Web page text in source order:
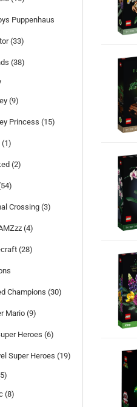
Puppenhaus
(33)
(38)
(9)
Princess (15)
(1)
(2)
Crossing (3)
(4)
(28)
Champions (30)
Mario (9)
Heroes (6)
Super Heroes (19)
(8)